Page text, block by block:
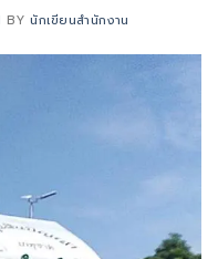
BY นักเขียนสำนักงาน